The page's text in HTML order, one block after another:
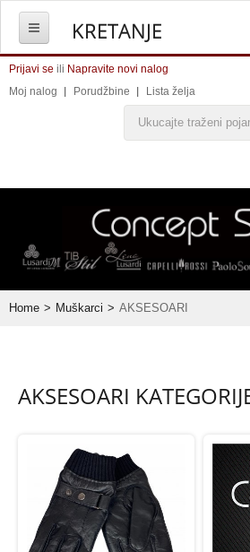
Prijavi se ili Napravite novi nalog
Moj nalog
Porudžbine Lista želja
KRETANJE
HOME
AKSESOARI
KONTAKT
Home > Muškarci > AKSESOARI
AKSESOARI